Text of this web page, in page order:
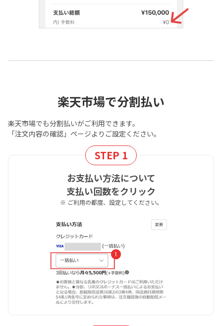
楽天市場で分割払い
楽天市場でも分割払いがご利用できます。
「注文内容の確認」ページよりご設定ください。
STEP 1
お支払い方法について
支払い回数をクリック
※ ご利用の都度、設定してください。